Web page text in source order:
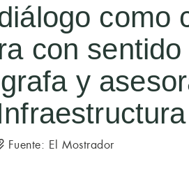
como
con
y
Fuente: El Mostrador